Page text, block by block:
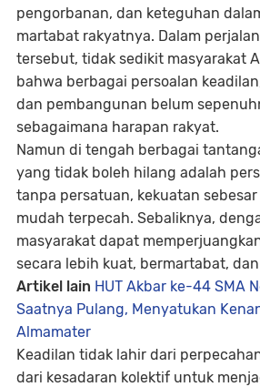
pengorbanan, dan keteguhan
martabat rakyatnya. Dalam
tersebut, tidak sedikit masyarakat
bahwa berbagai persoalan
dan pembangunan belum
sebagaimana harapan rakyat.
Namun di tengah berbagai
yang tidak boleh hilang adalah
tanpa persatuan, kekuatan
mudah terpecah. Sebaliknya,
masyarakat dapat
secara lebih kuat, bermartabat,
Artikel lain HUT Akbar ke-44 SMA
Saatnya Pulang, Menyatukan
Almamater
Keadilan tidak lahir dari
dari kesadaran kolektif untuk